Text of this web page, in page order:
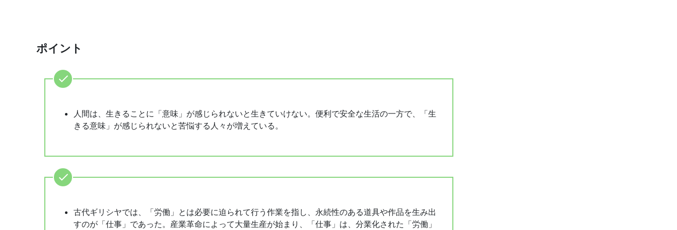
ポイント
人間は、生きることに「意味」が感じられないと生きていけない。便利で安全な生活の一方で、「生
きる意味」が感じられないと苦悩する人々が増えている。
古代ギリシヤでは、「労働」とは必要に迫られて行う作業を指し、永続性のある道具や作品を生み出
すのが「仕事」であった。産業革命によって大量生産が始まり、「仕事」は、分業化された「労働」